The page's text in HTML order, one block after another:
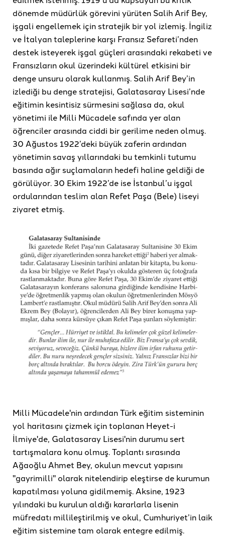
dönemde müdürlük görevini yürüten Salih Arif Bey,
işgali engellemek için stratejik bir yol izlemiş. İngiliz
ve İtalyan taleplerine karşı Fransız Sefareti’nden
destek isteyerek işgal güçleri arasındaki rekabeti ve
Fransızların okul üzerindeki kültürel etkisini bir
denge unsuru olarak kullanmış. Salih Arif Bey’in
izlediği bu denge stratejisi, Galatasaray Lisesi’nde
eğitimin kesintisiz sürmesini sağlasa da, okul
yönetimi ile Milli Mücadele safında yer alan
öğrenciler arasında ciddi bir gerilime neden olmuş.
30 Ağustos 1922’deki büyük zaferin ardından
yönetimin savaş yıllarındaki bu temkinli tutumu
basında ağır suçlamaların hedefi haline geldiği de
görülüyor. 30 Ekim 1922’de ise İstanbul’u işgal
ordularından teslim alan Refet Paşa (Bele) liseyi
ziyaret etmiş.
Milli Mücadele'nin ardından Türk eğitim sisteminin
yol haritasını çizmek için toplanan Heyet-i
İlmiye'de, Galatasaray Lisesi'nin durumu sert
tartışmalara konu olmuş. Toplantı sırasında
Ağaoğlu Ahmet Bey, okulun mevcut yapısını
"gayrimilli" olarak nitelendirip eleştirse de kurumun
kapatılması yoluna gidilmemiş. Aksine, 1923
yılındaki bu kurulun aldığı kararlarla lisenin
müfredatı millileştirilmiş ve okul, Cumhuriyet’in laik
eğitim sistemine tam olarak entegre edilmiş.